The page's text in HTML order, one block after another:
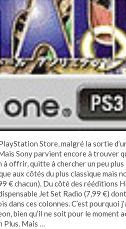
Store, malgré la sortie
Sony parvient encore à trouver
offrir, quitte à chercher un peu plus
aux côtés du plus classique mais
€ chacun). Du côté des rééditions
Jet Set Radio (7,99 €)
dans ces colonnes. C’est pourquoi
bien qu’il ne soit pour le moment
Plus. Mais …